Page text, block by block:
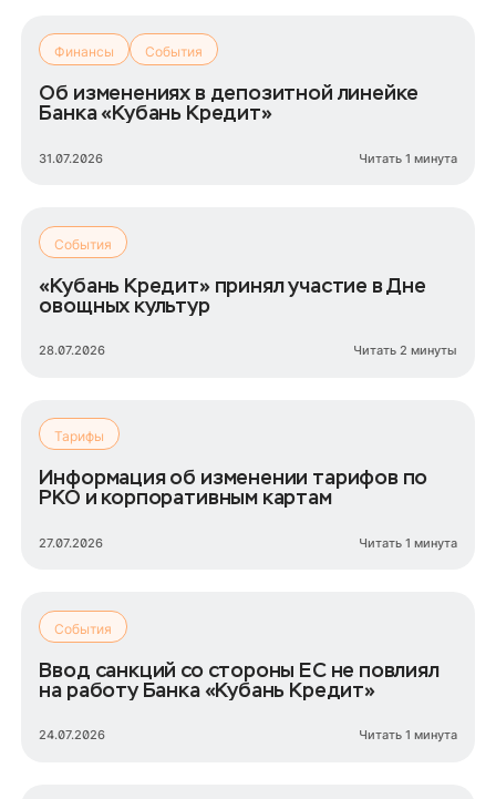
Финансы События
Об изменениях в депозитной линейке
Банка «Кубань Кредит»
31.07.2026 Читать 1 минута
События
«Кубань Кредит» принял участие в Дне
овощных культур
28.07.2026 Читать 2 минуты
Тарифы
Информация об изменении тарифов по
РКО и корпоративным картам
27.07.2026 Читать 1 минута
События
Ввод санкций со стороны ЕС не повлиял
на работу Банка «Кубань Кредит»
24.07.2026 Читать 1 минута